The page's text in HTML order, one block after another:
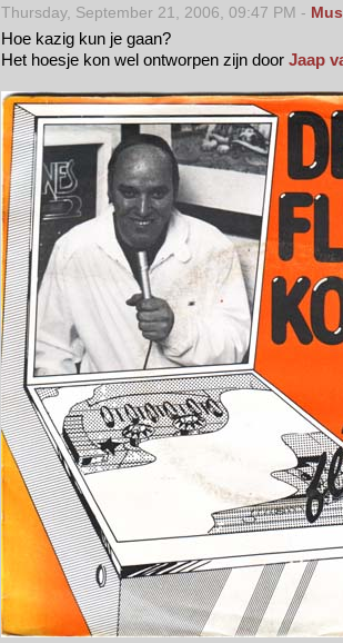
Thursday, September 21, 2006, 09:47 PM -
Hoe kazig kun je gaan?
Het hoesje kon wel ontworpen zijn door Jaap